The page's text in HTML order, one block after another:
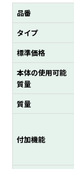
品番
タイプ
標準価格
本体の使用可能
質量
質量
付加機能